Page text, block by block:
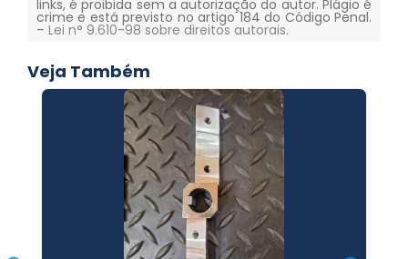
links, é proibida sem a autorização do autor. Plágio é
crime e está previsto no artigo 184 do Código Penal.
– Lei n° 9.610-98 sobre direitos autorais.
Veja Também